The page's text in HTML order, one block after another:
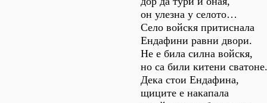
он улезна у селото…
Село войскя притиснала
Ендафини равни двори.
Не е била силна войскя,
но са били китени сватоне.
Дека стои Ендафина,
щиците е накапала